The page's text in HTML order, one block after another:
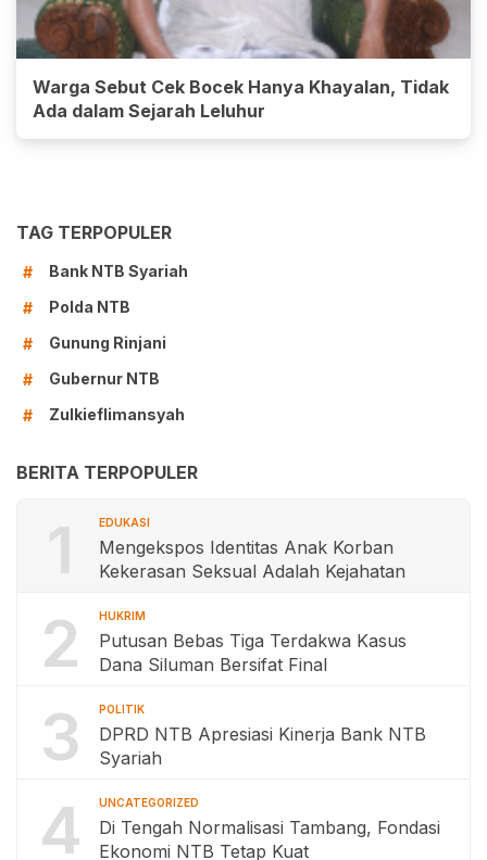
Warga Sebut Cek Bocek Hanya Khayalan, Tidak
Ada dalam Sejarah Leluhur
TAG TERPOPULER
#
Bank NTB Syariah
#
Polda NTB
#
Gunung Rinjani
#
Gubernur NTB
#
Zulkieflimansyah
BERITA TERPOPULER
1 EDUKASI
Mengekspos Identitas Anak Korban
Kekerasan Seksual Adalah Kejahatan
2 HUKRIM
Putusan Bebas Tiga Terdakwa Kasus
Dana Siluman Bersifat Final
3 POLITIK
DPRD NTB Apresiasi Kinerja Bank NTB
Syariah
4 UNCATEGORIZED
Di Tengah Normalisasi Tambang, Fondasi
Ekonomi NTB Tetap Kuat